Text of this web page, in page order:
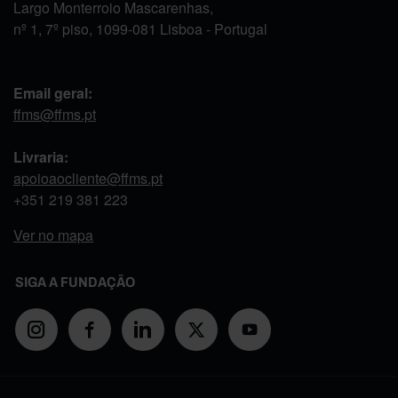
Largo Monterroio Mascarenhas,
nº 1, 7º piso, 1099-081 Lisboa - Portugal
Email geral:
ffms@ffms.pt
Livraria:
apoioaocliente@ffms.pt
+351 219 381 223
Ver no mapa
SIGA A FUNDAÇÃO